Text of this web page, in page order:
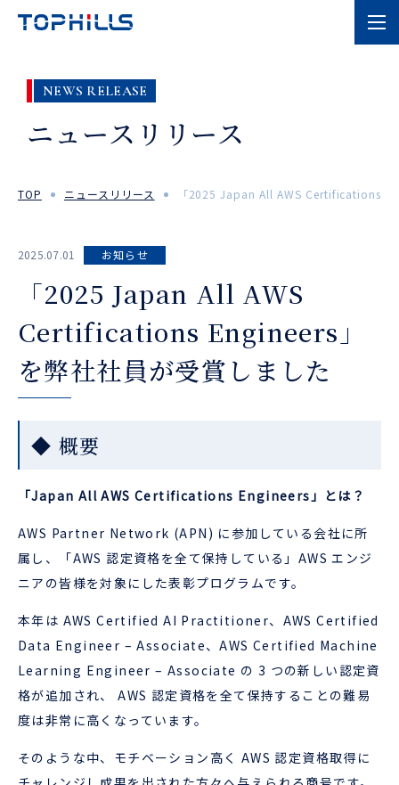
NEWS RELEASE
ニュースリリース
TOP ニュースリリース 「2025 Japan All AWS Certifications
2025.07.01 お知らせ
「2025 Japan All AWS
Certifications Engineers」
を弊社社員が受賞しました
◆ 概要
「Japan All AWS Certifications Engineers」とは？
AWS Partner Network (APN) に参加している会社に所
属し、「AWS 認定資格を全て保持している」AWS エンジ
ニアの皆様を対象にした表彰プログラムです。
本年は AWS Certified AI Practitioner、AWS Certified
Data Engineer – Associate、AWS Certified Machine
Learning Engineer – Associate の 3 つの新しい認定資
格が追加され、 AWS 認定資格を全て保持することの難易
度は非常に高くなっています。
そのような中、モチベーション高く AWS 認定資格取得に